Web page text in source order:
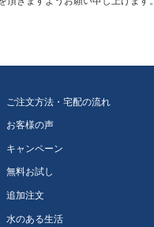
ご注文方法・宅配の流れ
お客様の声
キャンペーン
無料お試し
追加注文
水のある生活